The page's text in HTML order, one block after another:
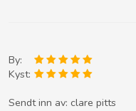
By:
Kyst:
Sendt inn av: clare pitts